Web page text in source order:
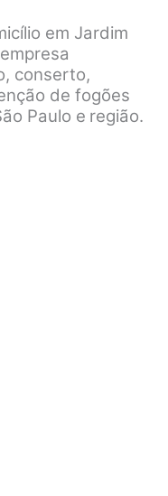
em Jardim
conserto,
de fogões
Paulo e região.